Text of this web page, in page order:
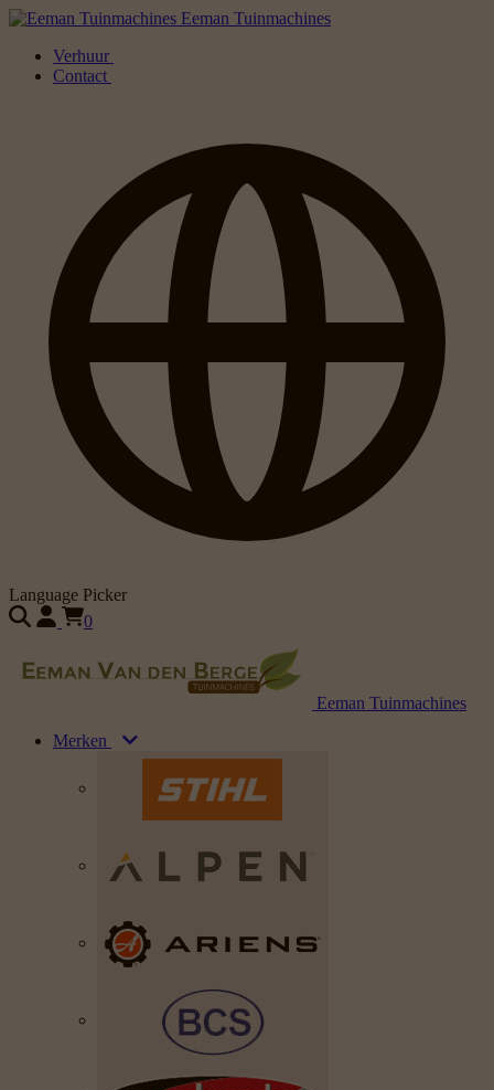
Eeman Tuinmachines
Verhuur
Contact
Language Picker
0
Eeman Tuinmachines
Merken